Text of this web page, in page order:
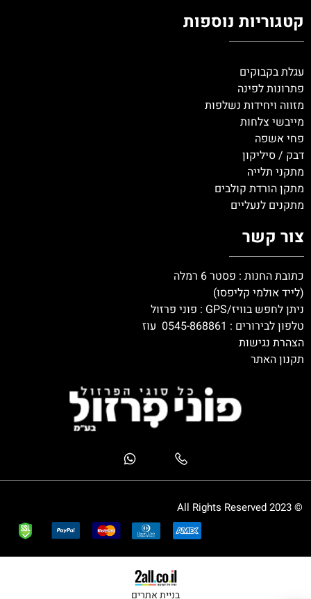
קטגוריות נוספות
עגלת בקבוקים
פתרונות לפינה
מזווה ויחידות נשלפות
מייבשי צלחות
פחי אשפה
דבק / סיליקון
מתקני תלייה
מתקן הורדת קולבים
מתקנים לנעליים
צור קשר
כתובת החנות : פסטר 6 רמלה
(לייד אולמי קליפסו)
ניתן לחפש בוויז/GPS : פוני פרזול
טלפון לבירורים : 0545-868861עוז
הצהרת נגישות
תקנון האתר
© 2023 All Rights Reserved
בניית אתרים